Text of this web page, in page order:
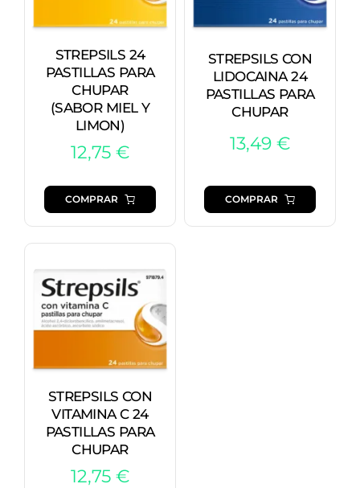
STREPSILS 24
PASTILLAS PARA
CHUPAR
(SABOR MIEL Y
LIMON)
12,75 €
COMPRAR
STREPSILS CON
LIDOCAINA 24
PASTILLAS PARA
CHUPAR
13,49 €
COMPRAR
STREPSILS CON
VITAMINA C 24
PASTILLAS PARA
CHUPAR
12,75 €